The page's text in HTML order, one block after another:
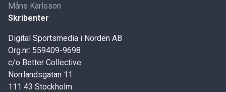
Måns Karlsson
Skribenter
Digital Sportsmedia i Norden AB
Org.nr: 559409-9698
c/o Better Collective
Norrlandsgatan 11
111 43 Stockholm